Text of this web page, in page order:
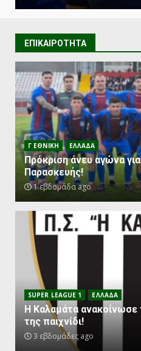
ΕΠΙΚΑΙΡΟΤΗΤΑ
Γ ΕΘΝΙΚΗ ΕΛΛΑΔΑ
Πρόκριση άνευ αγώνα
Παρασκευής!
1 εβδομάδα ago
SUPER LEAGUE 1 ΕΛΛΑΔΑ
Η Καλαμάτα ανακοίνωσε
της παιχνίδι!
3 εβδομάδες ago